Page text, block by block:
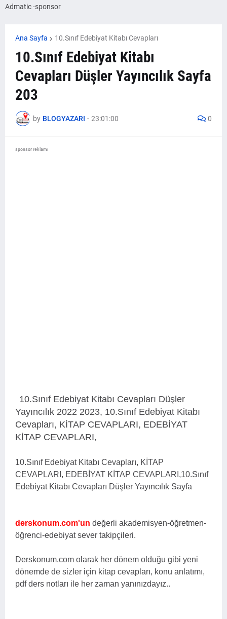
Admatic -sponsor
Ana Sayfa 10.Sınıf Edebiyat Kitabı Cevapları
10.Sınıf Edebiyat Kitabı
Cevapları Düşler Yayıncılık Sayfa
203
by BLOGYAZARI - 23:01:00 0
sponsor reklamı
10.Sınıf Edebiyat Kitabı Cevapları Düşler
Yayıncılık 2022 2023, 10.Sınıf Edebiyat Kitabı
Cevapları, KİTAP CEVAPLARI, EDEBİYAT
KİTAP CEVAPLARI,
10.Sınıf Edebiyat Kitabı Cevapları, KİTAP
CEVAPLARI, EDEBİYAT KİTAP CEVAPLARI,10.Sınıf
Edebiyat Kitabı Cevapları Düşler Yayıncılık Sayfa
derskonum.com'un değerli akademisyen-öğretmen-
öğrenci-edebiyat sever takipçileri.
Derskonum.com olarak her dönem olduğu gibi yeni
dönemde de sizler için kitap cevapları, konu anlatımı,
pdf ders notları ile her zaman yanınızdayız..